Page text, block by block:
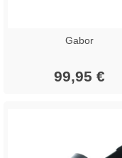
Gabor
99,95 €